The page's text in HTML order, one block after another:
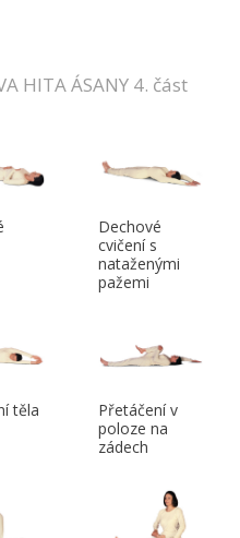
HITA ÁSANY 4. část
Dechové
cvičení s
nataženými
pažemi
těla
Přetáčení v
poloze na
zádech